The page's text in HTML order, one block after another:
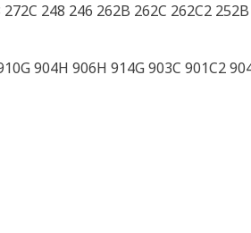
248 246 262B 262C 262C2
904H 906H 914G 903C 901C2